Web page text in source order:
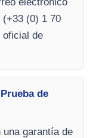
(0) 1 70
oficial de
de
una garantía de